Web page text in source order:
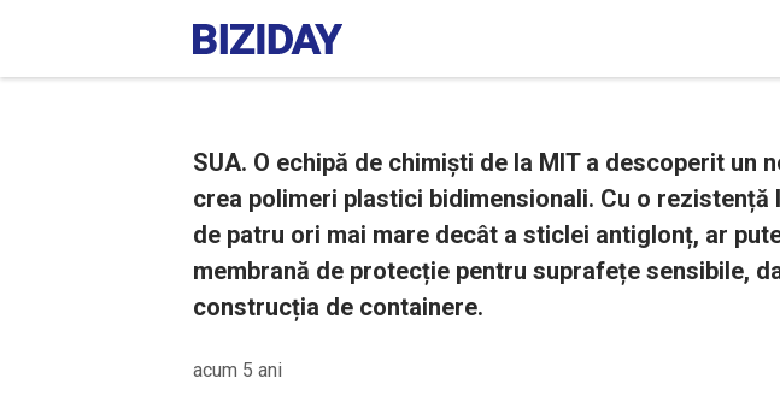
SUA. O echipă de chimiști de la MIT a descoperit un
crea polimeri plastici bidimensionali. Cu o rezistență
de patru ori mai mare decât a sticlei antiglonț, ar
membrană de protecție pentru suprafețe sensibile,
construcția de containere.
acum 5 ani